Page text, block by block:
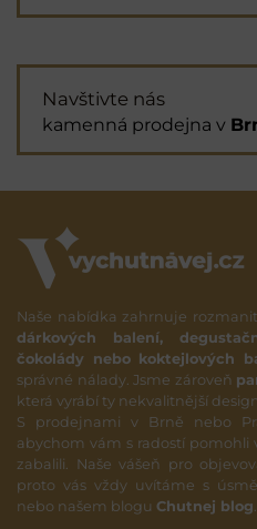
Navštivte nás
kamenná prodejna v
Naše nabídka zahrnuje
dárkových balení,
čokolády nebo koktejlových
správné nálady. Jsme zároveň
která vyrábí ty nekvalitnější
S prodejnami v Brně nebo
abychom vám s radostí pomohli
zabalili. Naše vášeň pro
proto vás vždy uvítáme s
nebo našem blogu Chutnej blog.